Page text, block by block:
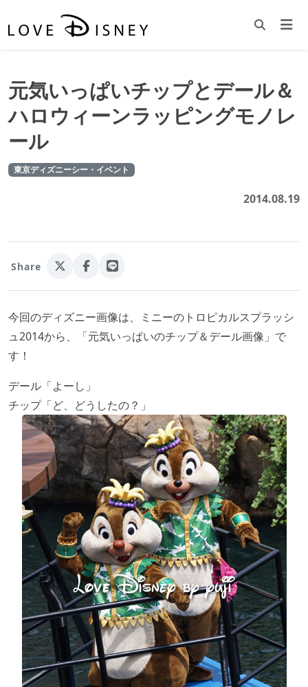
元気いっぱいチップとデール＆
ハロウィーンラッピングモノレ
ール
東京ディズニーシー・イベント
2014.08.19
Share
今回のディズニー画像は、ミニーのトロピカルスプラッシ
ュ2014から、「元気いっぱいのチップ＆デール画像」で
す！
デール「よーし」
チップ「ど、どうしたの？」